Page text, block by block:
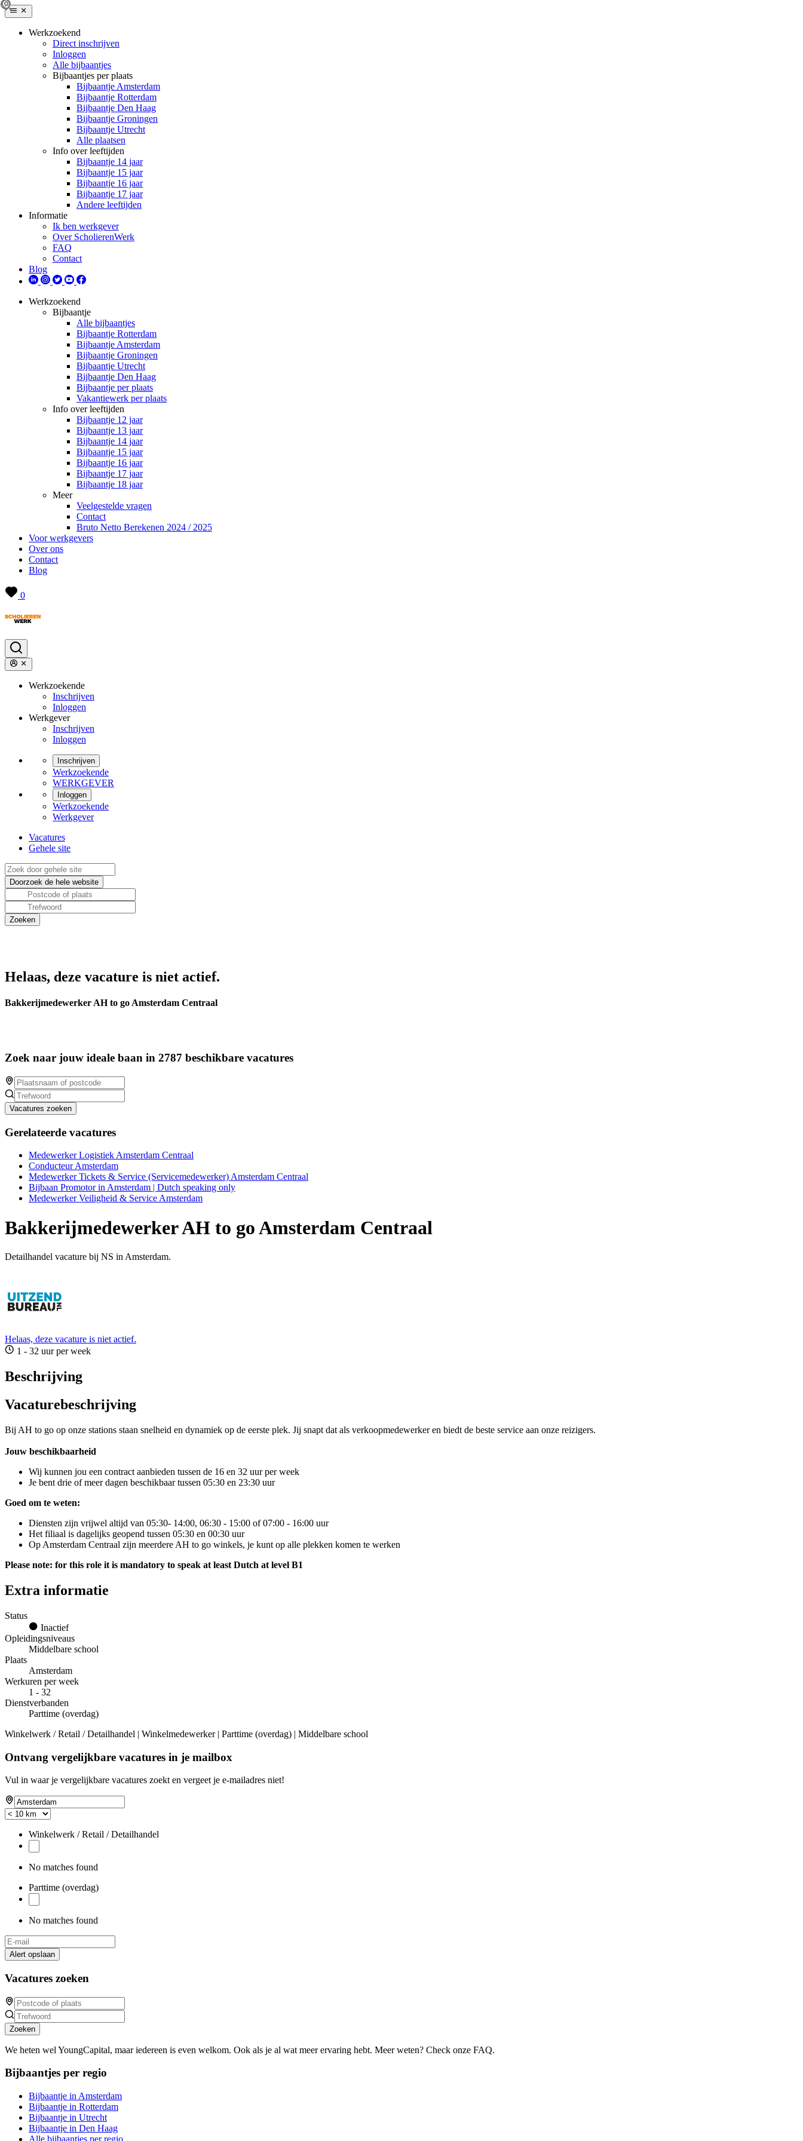
Werkzoekend
Direct inschrijven
Inloggen
Alle bijbaantjes
Bijbaantjes per plaats
Bijbaantje Amsterdam
Bijbaantje Rotterdam
Bijbaantje Den Haag
Bijbaantje Groningen
Bijbaantje Utrecht
Alle plaatsen
Info over leeftijden
Bijbaantje 14 jaar
Bijbaantje 15 jaar
Bijbaantje 16 jaar
Bijbaantje 17 jaar
Andere leeftijden
Informatie
Ik ben werkgever
Over ScholierenWerk
FAQ
Contact
Blog
Werkzoekend
Bijbaantje
Alle bijbaantjes
Bijbaantje Rotterdam
Bijbaantje Amsterdam
Bijbaantje Groningen
Bijbaantje Utrecht
Bijbaantje Den Haag
Bijbaantje per plaats
Vakantiewerk per plaats
Info over leeftijden
Bijbaantje 12 jaar
Bijbaantje 13 jaar
Bijbaantje 14 jaar
Bijbaantje 15 jaar
Bijbaantje 16 jaar
Bijbaantje 17 jaar
Bijbaantje 18 jaar
Meer
Veelgestelde vragen
Contact
Bruto Netto Berekenen 2024 / 2025
Voor werkgevers
Over ons
Contact
Blog
0
Werkzoekende
Inschrijven
Inloggen
Werkgever
Inschrijven
Inloggen
Inschrijven
Werkzoekende
WERKGEVER
Inloggen
Werkzoekende
Werkgever
Vacatures
Gehele site
Helaas, deze vacature is niet actief.
Bakkerijmedewerker AH to go Amsterdam Centraal
Zoek naar jouw ideale baan in 2787 beschikbare vacatures
Vacatures zoeken
Gerelateerde vacatures
Medewerker Logistiek Amsterdam Centraal
Conducteur Amsterdam
Medewerker Tickets & Service (Servicemedewerker) Amsterdam Centraal
Bijbaan Promotor in Amsterdam | Dutch speaking only
Medewerker Veiligheid & Service Amsterdam
Bakkerijmedewerker AH to go Amsterdam Centraal
Detailhandel vacature bij NS in Amsterdam.
Helaas, deze vacature is niet actief.
1 - 32 uur per week
Beschrijving
Vacaturebeschrijving
Bij AH to go op onze stations staan snelheid en dynamiek op de eerste plek. Jij snapt dat als verkoopmedewerker en biedt de beste service aan onze reizigers.
Jouw beschikbaarheid
Wij kunnen jou een contract aanbieden tussen de 16 en 32 uur per week
Je bent drie of meer dagen beschikbaar tussen 05:30 en 23:30 uur
Goed om te weten:
Diensten zijn vrijwel altijd van 05:30- 14:00, 06:30 - 15:00 of 07:00 - 16:00 uur
Het filiaal is dagelijks geopend tussen 05:30 en 00:30 uur
Op Amsterdam Centraal zijn meerdere AH to go winkels, je kunt op alle plekken komen te werken
Please note: for this role it is mandatory to speak at least Dutch at level B1
Extra informatie
Status
Inactief
Opleidingsniveaus
Middelbare school
Plaats
Amsterdam
Werkuren per week
1 - 32
Dienstverbanden
Parttime (overdag)
Winkelwerk / Retail / Detailhandel | Winkelmedewerker | Parttime (overdag) | Middelbare school
Ontvang vergelijkbare vacatures in je mailbox
Vul in waar je vergelijkbare vacatures zoekt en vergeet je e-mailadres niet!
Winkelwerk / Retail / Detailhandel
No matches found
Parttime (overdag)
No matches found
Alert opslaan
Vacatures zoeken
Zoeken
We heten wel YoungCapital, maar iedereen is even welkom. Ook als je al wat meer ervaring hebt. Meer weten? Check onze FAQ.
Bijbaantjes per regio
Bijbaantje in Amsterdam
Bijbaantje in Rotterdam
Bijbaantje in Utrecht
Bijbaantje in Den Haag